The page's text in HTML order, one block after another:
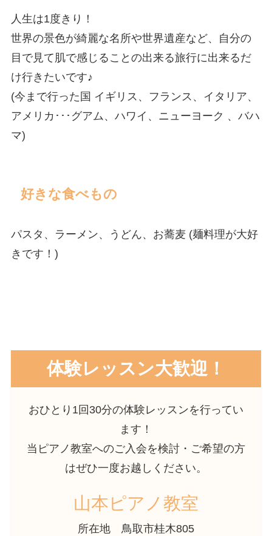
人生は1度きり！
世界の景色が綺麗な名所や世界遺産など、自分の
目で見て肌で感じることの出来る旅行に出来るだ
け行きたいです♪
(今まで行った国 イギリス、フランス、イタリア、
アメリカ･･･グアム、ハワイ、ニューヨーク 、バハ
マ)
好きな食べもの
パスタ、ラーメン、うどん、お蕎麦 (麺料理が大好
きです！)
体験レッスン大歓迎！
おひとり1回30分の体験レッスンを行ってい
ます！
当ピアノ教室へのご入会を検討・ご希望の方
はぜひ一度お越しください。
山本ピアノ教室
所在地 鳥取市桂木805